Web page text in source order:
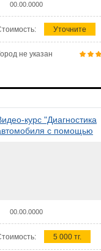
00.00.0000
Уточните
не указан
курс "Диагностика
с помощью
00.00.0000
5 000 тг.